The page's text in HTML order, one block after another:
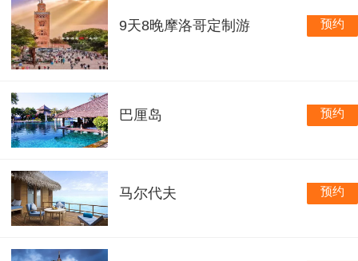
9天8晚摩洛哥定制游 预约
巴厘岛 预约
马尔代夫 预约